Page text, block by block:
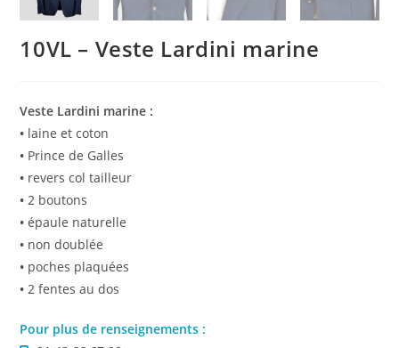
10VL – Veste Lardini marine
Veste Lardini marine :
• laine et coton
• Prince de Galles
• revers col tailleur
• 2 boutons
• épaule naturelle
• non doublée
• poches plaquées
• 2 fentes au dos
Pour plus de renseignements :